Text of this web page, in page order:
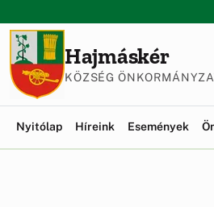
Hajmáskér
KÖZSÉG
Nyitólap Híreink Események